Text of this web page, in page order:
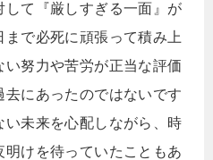
して『厳しすぎる一面』が
で必死に頑張って積み上
努力や苦労が正当な評価
にあったのではないです
未来を心配しながら、時
けを待っていたこともあ